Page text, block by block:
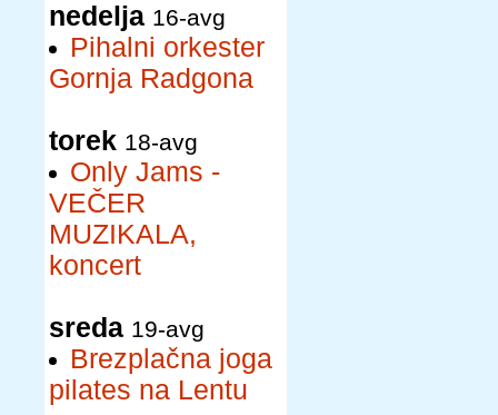
nedelja 16-avg
Pihalni orkester
Gornja Radgona
torek 18-avg
Only Jams -
VEČER
MUZIKALA,
koncert
sreda 19-avg
Brezplačna joga
pilates na Lentu